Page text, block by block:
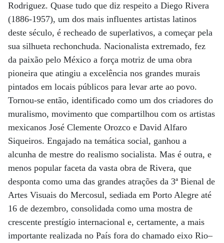
Rodriguez. Quase tudo que diz respeito a Diego Rivera
(1886-1957), um dos mais influentes artistas latinos
deste século, é recheado de superlativos, a começar pela
sua silhueta rechonchuda. Nacionalista extremado, fez
da paixão pelo México a força motriz de uma obra
pioneira que atingiu a excelência nos grandes murais
pintados em locais públicos para levar arte ao povo.
Tornou-se então, identificado como um dos criadores do
muralismo, movimento que compartilhou com os artistas
mexicanos José Clemente Orozco e David Alfaro
Siqueiros. Engajado na temática social, ganhou a
alcunha de mestre do realismo socialista. Mas é outra, e
menos popular faceta da vasta obra de Rivera, que
desponta como uma das grandes atrações da 3ª Bienal de
Artes Visuais do Mercosul, sediada em Porto Alegre até
16 de dezembro, consolidada como uma mostra de
crescente prestígio internacional e, certamente, a mais
importante realizada no País fora do chamado eixo Rio–